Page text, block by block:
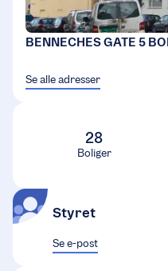
BENNECHES GATE 5
Se alle adresser
28
Boliger
Styret
Se e-post